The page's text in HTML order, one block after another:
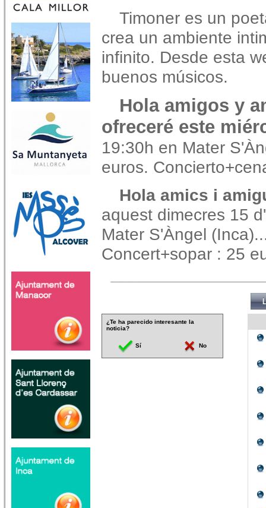
Timoner es un
crea un ambiente
infinito. Desde esta
buenos músicos.
Hola amigos y
ofreceré este
19:30h en Mater
euros.
Hola amics i
aquest dimecres 15
Mater S'Àngel
Concert+sopar : 25
¿Te ha parecido interesante la
noticia?
Sí No